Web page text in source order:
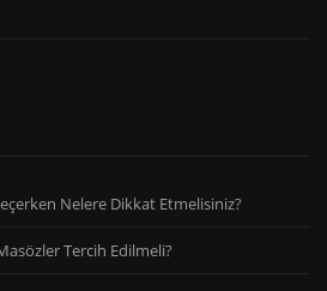
Nelere Dikkat Etmelisiniz?
Tercih Edilmeli?